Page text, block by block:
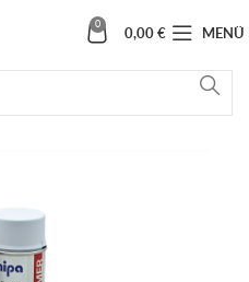
0
0,00 € MENÜ